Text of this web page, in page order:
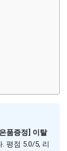
품증정] 이탈
. 평점 5.0/5, 리